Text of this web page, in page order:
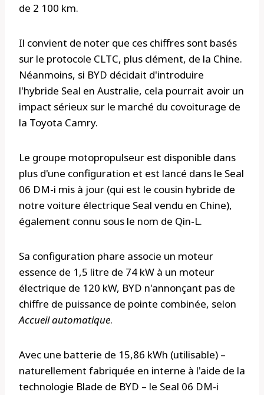
de 2 100 km.
Il convient de noter que ces chiffres sont basés
sur le protocole CLTC, plus clément, de la Chine.
Néanmoins, si BYD décidait d'introduire
l'hybride Seal en Australie, cela pourrait avoir un
impact sérieux sur le marché du covoiturage de
la Toyota Camry.
Le groupe motopropulseur est disponible dans
plus d'une configuration et est lancé dans le Seal
06 DM-i mis à jour (qui est le cousin hybride de
notre voiture électrique Seal vendu en Chine),
également connu sous le nom de Qin-L.
Sa configuration phare associe un moteur
essence de 1,5 litre de 74 kW à un moteur
électrique de 120 kW, BYD n'annonçant pas de
chiffre de puissance de pointe combinée, selon
Accueil automatique.
Avec une batterie de 15,86 kWh (utilisable) –
naturellement fabriquée en interne à l'aide de la
technologie Blade de BYD – le Seal 06 DM-i